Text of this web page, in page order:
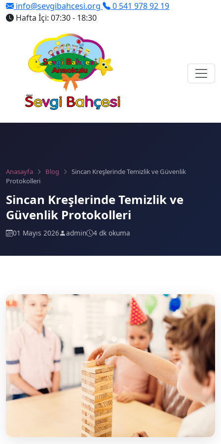
info@sevgibahcesi.org
0 541 978 92 19
Hafta İçi: 07:30 - 18:30
Anasayfa Blog
Sincan Kreşlerinde Temizlik ve Güvenlik
Protokolleri
Sincan Kreşlerinde Temizlik ve
Güvenlik Protokolleri
01 Mayıs 2026 admin 4 dk okuma